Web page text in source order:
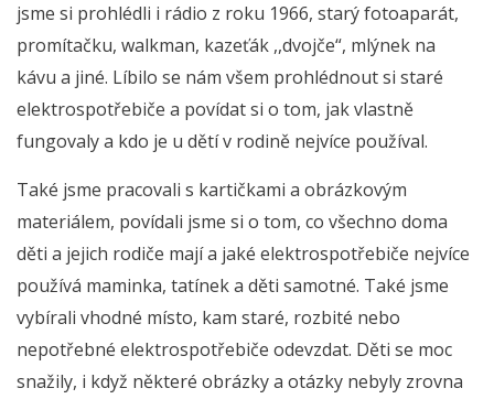
jsme si prohlédli i rádio z roku 1966, starý fotoaparát,
promítačku, walkman, kazeťák ,,dvojče“, mlýnek na
kávu a jiné. Líbilo se nám všem prohlédnout si staré
elektrospotřebiče a povídat si o tom, jak vlastně
fungovaly a kdo je u dětí v rodině nejvíce používal.
Také jsme pracovali s kartičkami a obrázkovým
materiálem, povídali jsme si o tom, co všechno doma
děti a jejich rodiče mají a jaké elektrospotřebiče nejvíce
používá maminka, tatínek a děti samotné. Také jsme
vybírali vhodné místo, kam staré, rozbité nebo
nepotřebné elektrospotřebiče odevzdat. Děti se moc
snažily, i když některé obrázky a otázky nebyly zrovna